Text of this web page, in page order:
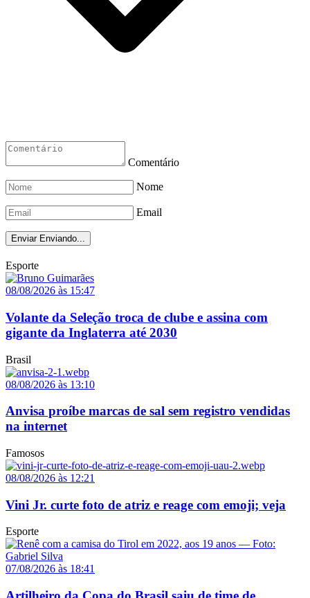
Comentário
Nome
Email
Enviar Enviando...
Esporte
08/08/2026 às 15:47
Volante da Seleção troca de clube e assina com
gigante da Inglaterra até 2030
Brasil
08/08/2026 às 13:10
Anvisa proíbe marcas de sal sem registro vendidas
na internet
Famosos
08/08/2026 às 12:21
Vini Jr. curte foto de atriz e reage com emoji; veja
Esporte
07/08/2026 às 18:41